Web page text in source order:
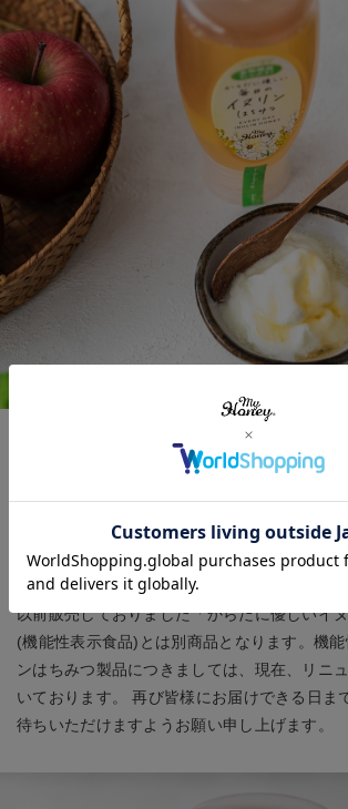
【大切なお知らせとご案内
しく食物繊維を取り入れていただける、自社
ルブレンド商品となります。
以前販売しておりました「からだに優しいイ
(機能性表示食品)とは別商品となります。機
ンはちみつ製品につきましては、現在、リニ
いております。 再び皆様にお届けできる日ま
待ちいただけますようお願い申し上げます。